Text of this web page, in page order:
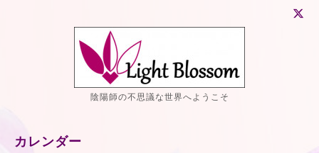
陰陽師の不思議な世界へようこそ
カレンダー